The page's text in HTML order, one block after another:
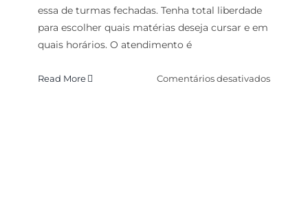
essa de turmas fechadas. Tenha total liberdade
para escolher quais matérias deseja cursar e em
quais horários. O atendimento é
Read More Comentários desativadosem